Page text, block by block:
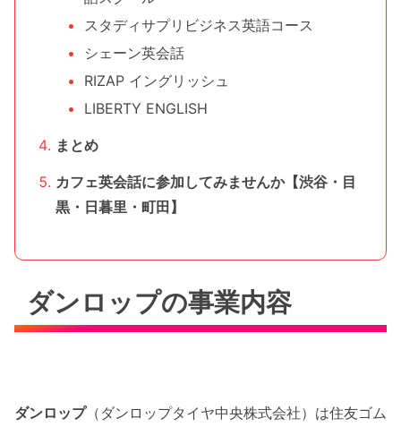
スタディサプリビジネス英語コース
シェーン英会話
RIZAP イングリッシュ
LIBERTY ENGLISH
まとめ
カフェ英会話に参加してみませんか【渋谷・目
黒・日暮里・町田】
ダンロップの事業内容
ダンロップ（ダンロップタイヤ中央株式会社）は住友ゴム